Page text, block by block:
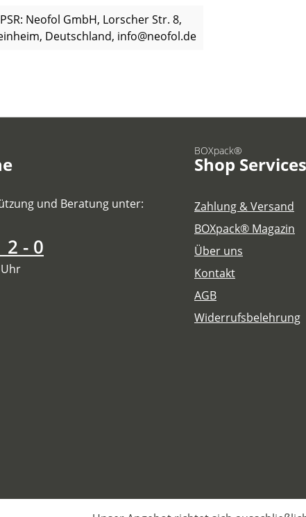
Neofol GmbH, Lorscher Str. 8,
Deutschland, info@neofol.de
und Beratung unter:
2 - 0
Uhr
BOXpack®
Shop Services
Zahlung & Versand
BOXpack® Magazin
Über uns
Kontakt
AGB
Widerrufsbelehrung